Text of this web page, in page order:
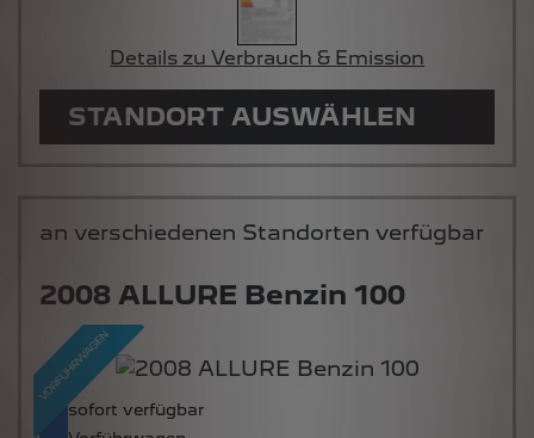
Details zu Verbrauch & Emission
STANDORT AUSWÄHLEN
2008 ALLURE Benzin 100
sofort verfügbar
an verschiedenen Standorten verfügbar